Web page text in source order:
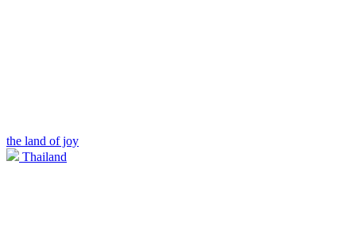
the land of joy
Thailand